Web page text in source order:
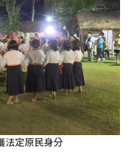
法定原民身分